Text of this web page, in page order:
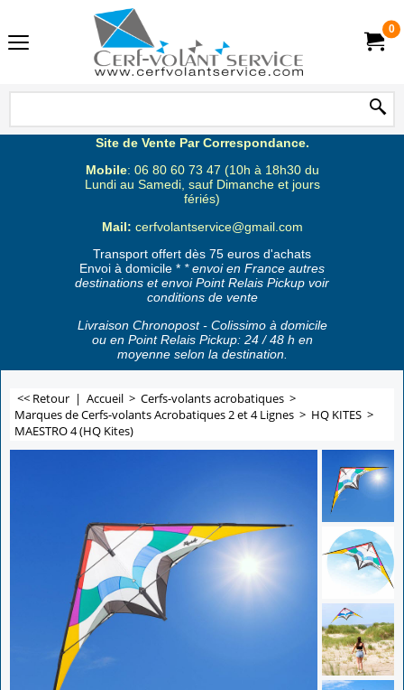
0
Site de Vente Par Correspondance.
Mobile: 06 80 60 73 47 (10h à 18h30 du
Lundi au Samedi, sauf Dimanche et jours
fériés)
Mail: cerfvolantservice@gmail.com
Transport offert dès 75 euros d'achats
Envoi à domicile * * envoi en France autres
destinations et envoi Point Relais Pickup voir
conditions de vente
Livraison Chronopost - Colissimo à domicile
ou en Point Relais Pickup: 24 / 48 h en
moyenne selon la destination.
<< Retour | Accueil > Cerfs-volants acrobatiques >
Marques de Cerfs-volants Acrobatiques 2 et 4 Lignes > HQ KITES >
MAESTRO 4 (HQ Kites)